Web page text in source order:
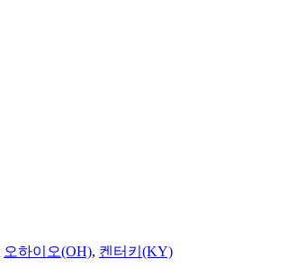
오하이오(OH), 켄터키(KY)